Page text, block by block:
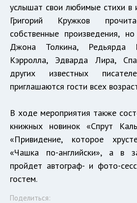
услышат свои любимые стихи в
Григорий Кружков
собственные произведения,
Джона Толкина, Редьярда
Кэрролла, Эдварда Лира,
других известных
приглашаются гости всех
В ходе мероприятия также
книжных новинок «Спрут
«Привидение, которое
«Чашка по-английски», а в
пройдет автограф- и фото-
гостем.
Поделиться: